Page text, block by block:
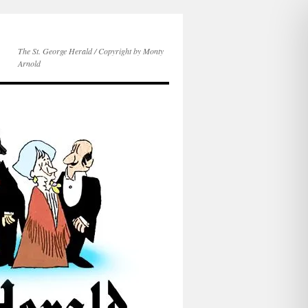
The St. George Herald / Copyright by Monty
Arnold